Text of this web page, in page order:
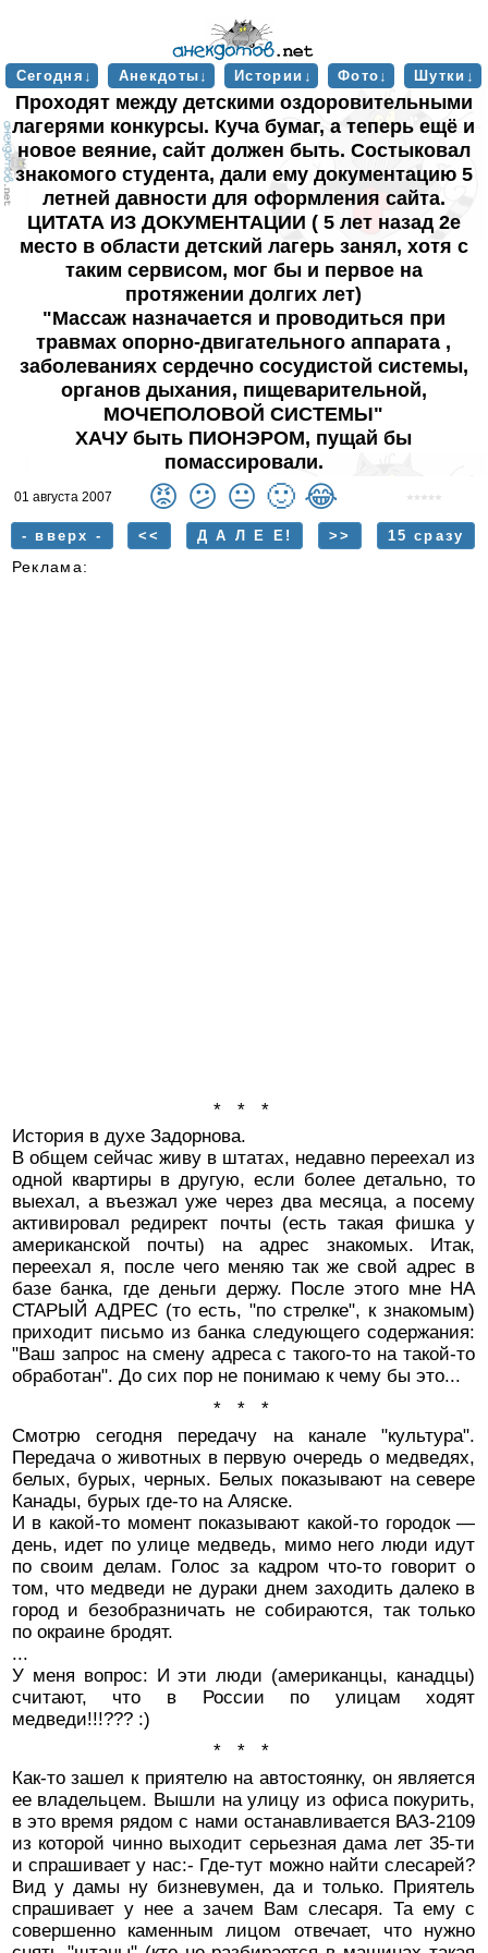
Сегодня↓ Анекдоты↓ Истории↓ Фото↓ Шутки↓
Проходят между детскими оздоровительными
лагерями конкурсы. Куча бумаг, а теперь ещё и
новое веяние, сайт должен быть. Состыковал
знакомого студента, дали ему документацию 5
летней давности для оформления сайта.
ЦИТАТА ИЗ ДОКУМЕНТАЦИИ ( 5 лет назад 2е
место в области детский лагерь занял, хотя с
таким сервисом, мог бы и первое на
протяжении долгих лет)
"Массаж назначается и проводиться при
травмах опорно-двигательного аппарата ,
заболеваниях сердечно сосудистой системы,
органов дыхания, пищеварительной,
МОЧЕПОЛОВОЙ СИСТЕМЫ"
ХАЧУ быть ПИОНЭРОМ, пущай бы
помассировали.
01 августа 2007 😡 😕 😐 🙂 😂
- вверх - << Д А Л Е Е! >> 15 сразу
Реклама:
* * *
История в духе Задорнова.
В общем сейчас живу в штатах, недавно переехал из
одной квартиры в другую, если более детально, то
выехал, а въезжал уже через два месяца, а посему
активировал редирект почты (есть такая фишка у
американской почты) на адрес знакомых. Итак,
переехал я, после чего меняю так же свой адрес в
базе банка, где деньги держу. После этого мне НА
СТАРЫЙ АДРЕС (то есть, "по стрелке", к знакомым)
приходит письмо из банка следующего содержания:
"Ваш запрос на смену адреса с такого-то на такой-то
обработан". До сих пор не понимаю к чему бы это...
* * *
Смотрю сегодня передачу на канале "культура".
Передача о животных в первую очередь о медведях,
белых, бурых, черных. Белых показывают на севере
Канады, бурых где-то на Аляске.
И в какой-то момент показывают какой-то городок —
день, идет по улице медведь, мимо него люди идут
по своим делам. Голос за кадром что-то говорит о
том, что медведи не дураки днем заходить далеко в
город и безобразничать не собираются, так только
по окраине бродят.
...
У меня вопрос: И эти люди (американцы, канадцы)
считают, что в России по улицам ходят
медведи!!!??? :)
* * *
Как-то зашел к приятелю на автостоянку, он является
ее владельцем. Вышли на улицу из офиса покурить,
в это время рядом с нами останавливается ВАЗ-2109
из которой чинно выходит серьезная дама лет 35-ти
и спрашивает у нас:- Где-тут можно найти слесарей?
Вид у дамы ну бизневумен, да и только. Приятель
спрашивает у нее а зачем Вам слесаря. Та ему с
совершенно каменным лицом отвечает, что нужно